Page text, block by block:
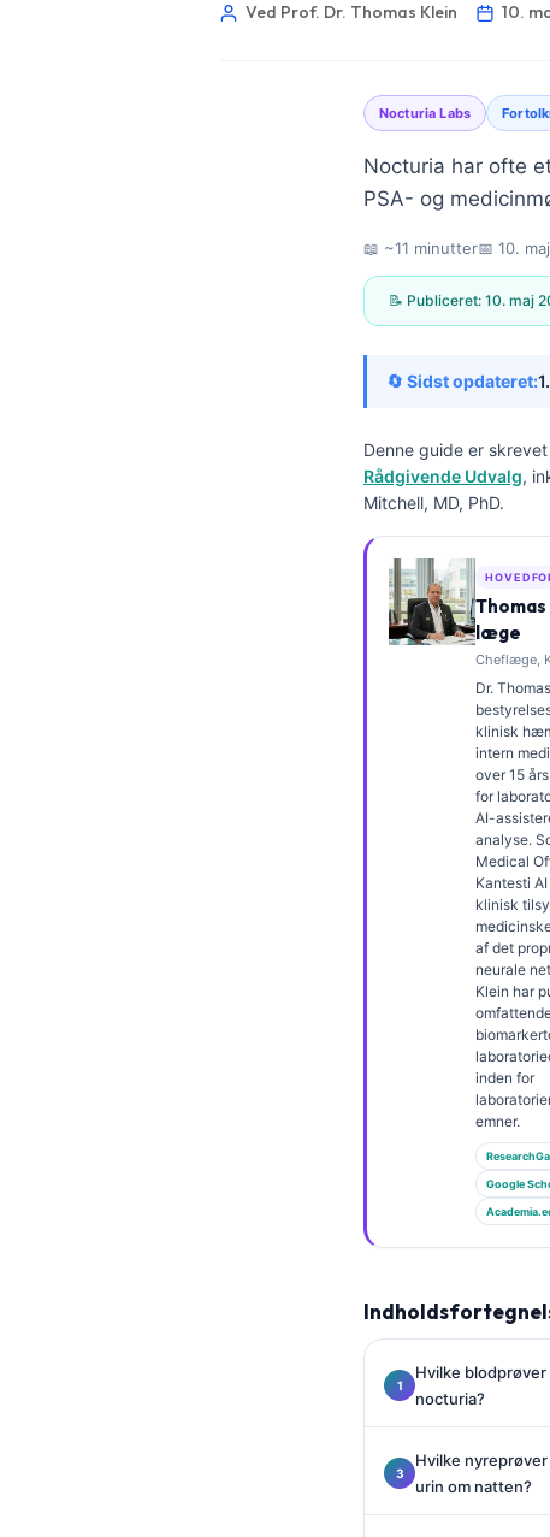
Ved Prof. Dr. Thomas Klein 10.
Nocturia Labs
Nocturiа har ofte
PSA- og
📖 ~11 minutter📅 10.
📝 Publiceret: 10. maj
🔄 Sidst opdateret:
Denne guide er
Rådgivende Udvalg,
Mitchell, MD, PhD.
læge
Cheflæge,
Dr.
klinisk
intern
over 15
for
AI-
analyse.
Medical
Kantesti
klinisk
af det
neurale
Klein har
inden for
emner.
Google
Hvilke
nocturiа?
Hvilke
urin om natten?